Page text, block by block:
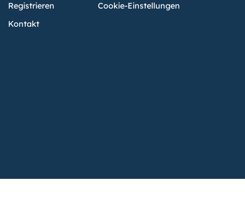
Registrieren
Kontakt
Cookie-Einstellungen